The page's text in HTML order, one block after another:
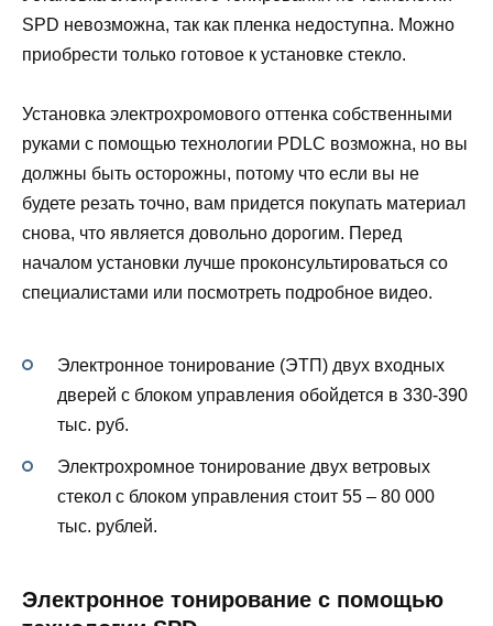
SPD невозможна, так как пленка недоступна. Можно
приобрести только готовое к установке стекло.
Установка электрохромового оттенка собственными
руками с помощью технологии PDLC возможна, но вы
должны быть осторожны, потому что если вы не
будете резать точно, вам придется покупать материал
снова, что является довольно дорогим. Перед
началом установки лучше проконсультироваться со
специалистами или посмотреть подробное видео.
Электронное тонирование (ЭТП) двух входных
дверей с блоком управления обойдется в 330-390
тыс. руб.
Электрохромное тонирование двух ветровых
стекол с блоком управления стоит 55 – 80 000
тыс. рублей.
Электронное тонирование с помощью